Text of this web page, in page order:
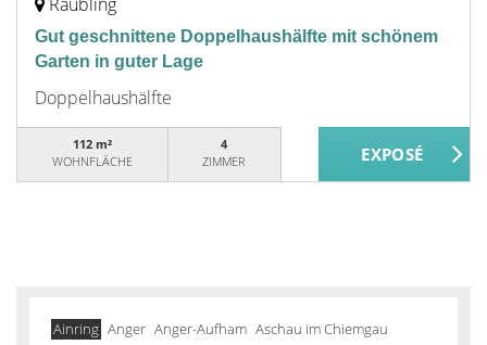
Gut geschnittene Doppelhaushälfte mit schönem
Garten in guter Lage
Doppelhaushälfte
112 m²
WOHNFLÄCHE
4
ZIMMER
Ainring Anger Anger-Aufham Aschau im Chiemgau